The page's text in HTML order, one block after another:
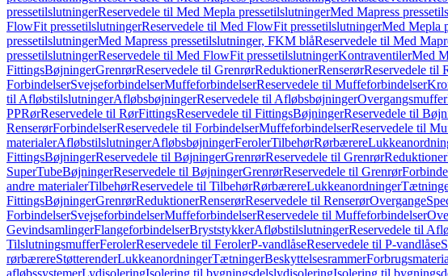
pressetilslutningerReservedele til Med Mepla pressetilslutningerMed Mapress
FlowFit pressetilslutningerReservedele til Med FlowFit pressetilslutningerMed Mepla
pressetilslutningerMed Mapress pressetilslutninger, FKM blåReservedele til Med
pressetilslutningerReservedele til Med FlowFit pressetilslutningerKontraventilerMed
FittingsBøjningerGrenrørReservedele til GrenrørReduktionerRenserørReservedele til
ForbindelserSvejseforbindelserMuffeforbindelserReservedele til Muffeforbindelser
til AfløbstilslutningerAfløbsbøjningerReservedele til AfløbsbøjningerOvergangsmuffer
PPRørReservedele til RørFittingsReservedele til FittingsBøjningerReservedele til
RenserørForbindelserReservedele til ForbindelserMuffeforbindelserReservedele til
materialerAfløbstilslutningerAfløbsbøjningerFerolerTilbehørRørbærere
FittingsBøjningerReservedele til BøjningerGrenrørReservedele til GrenrørReduktioner
SuperTubeBøjningerReservedele til BøjningerGrenrørReservedele til Grenrør
andre materialerTilbehørReservedele til TilbehørRørbærereLukkeanordninger
FittingsBøjningerGrenrørReduktionerRenserørReservedele til RenserørOvergange
ForbindelserSvejseforbindelserMuffeforbindelserReservedele til Muffeforbindelser
GevindsamlingerFlangeforbindelserBryststykkerAfløbstilslutningerReservedele til
TilslutningsmufferFerolerReservedele til FerolerP-vandlåseReservedele til P-vandlåse
rørbærereStøtterenderLukkeanordningerTætningerBeskyttelsesrammer
afløbssystemerLydisoleringIsolering til bygningsdelslydisoleringIsolering til